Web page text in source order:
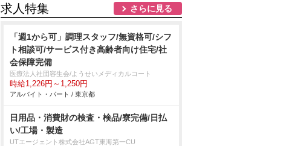
求人特集 さらに見る
「週1から可」調理スタッフ/無資格可/シフ
ト相談可/サービス付き高齢者向け住宅/社
会保障完備
医療法人社団容生会/ようせいメディカルコート
時給1,226円～1,250円
アルバイト・パート / 東京都
日用品・消費財の検査・検品/寮完備/日払
い/工場・製造
UTエージェント株式会社AGT東海第一CU